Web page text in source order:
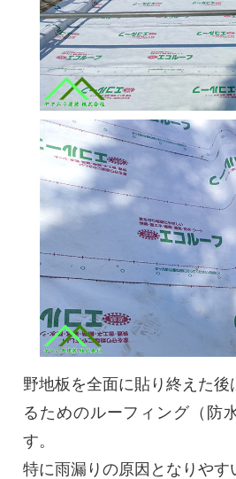
野地板を全面に貼り終えた後
るためのルーフィング（防
す。
特に雨漏りの原因となりや